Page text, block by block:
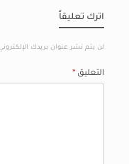
اترك تعليقاً
لن يتم نشر عنوان بريدك
التعليق *